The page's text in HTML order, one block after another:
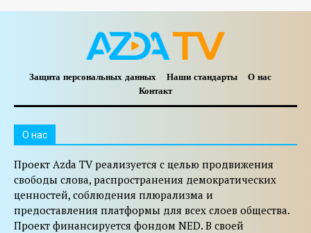
Защита персональных данных Наши стандарты
О нас
Контакт
O нас
Проект Azda TV реализуется с целью продвижения
свободы слова, распространения демократических
ценностей, соблюдения плюрализма и
предоставления платформы для всех слоев общества.
Проект финансируется фондом NED. В своей